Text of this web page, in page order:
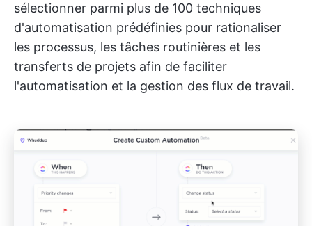
sélectionner parmi plus de 100 techniques
d'automatisation prédéfinies pour rationaliser
les processus, les tâches routinières et les
transferts de projets afin de faciliter
l'automatisation et la gestion des flux de travail.